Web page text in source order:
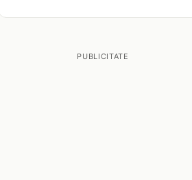
PUBLICITATE